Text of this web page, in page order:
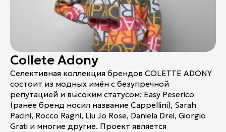
Collete Adony
Селективная коллекция брендов COLETTE ADONY
состоит из модных имён с безупречной
репутацией и высоким статусом: Easy Peserico
(ранее бренд носил название Cappellini), Sarah
Pacini, Rocco Ragni, Liu Jo Rose, Daniela Drei, Giorgio
Grati и многие другие. Проект является